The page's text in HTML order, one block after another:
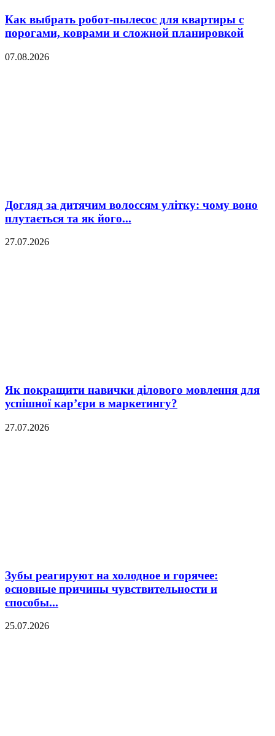
Как выбрать робот-пылесос для квартиры с
порогами, коврами и сложной планировкой
07.08.2026
Догляд за дитячим волоссям улітку: чому воно
плутається та як його...
27.07.2026
Як покращити навички ділового мовлення для
успішної кар’єри в маркетингу?
27.07.2026
Зубы реагируют на холодное и горячее:
основные причины чувствительности и
способы...
25.07.2026